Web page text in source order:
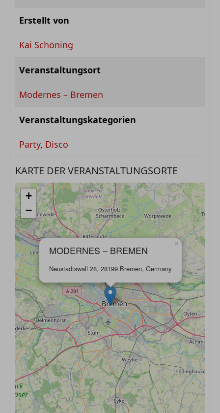
Erstellt von
Kai Schöning
Veranstaltungsort
Modernes – Bremen
Veranstaltungskategorien
Party, Disco
KARTE DER VERANSTALTUNGSORTE
MODERNES – BREMEN
Neustadtswall 28, 28199 Bremen, Germany
×
+
−